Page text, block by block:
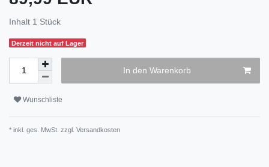
Inhalt 1 Stück
Derzeit nicht auf Lager
In den Warenkorb
Wunschliste
* inkl. ges. MwSt. zzgl. Versandkosten